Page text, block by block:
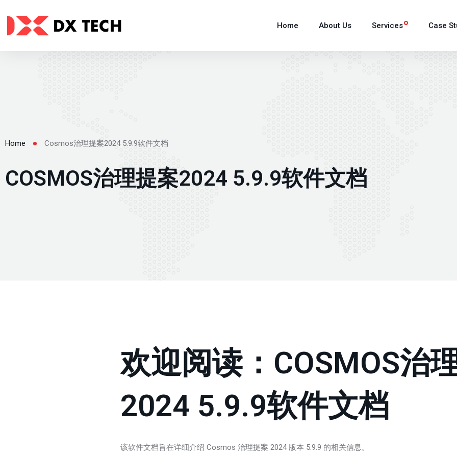
Home About Us Services Case
Home Cosmos治理提案2024 5.9.9软件文档
COSMOS治理提案2024 5.9.9软件文档
欢迎阅读：COSMOS治
2024 5.9.9软件文档
该软件文档旨在详细介绍 Cosmos 治理提案 2024 版本 5.9.9 的相关信息。